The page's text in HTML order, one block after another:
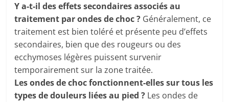
Y a-t-il des effets secondaires associés au
traitement par ondes de choc ? Généralement, ce
traitement est bien toléré et présente peu d’effets
secondaires, bien que des rougeurs ou des
ecchymoses légères puissent survenir
temporairement sur la zone traitée.
Les ondes de choc fonctionnent-elles sur tous les
types de douleurs liées au pied ? Les ondes de